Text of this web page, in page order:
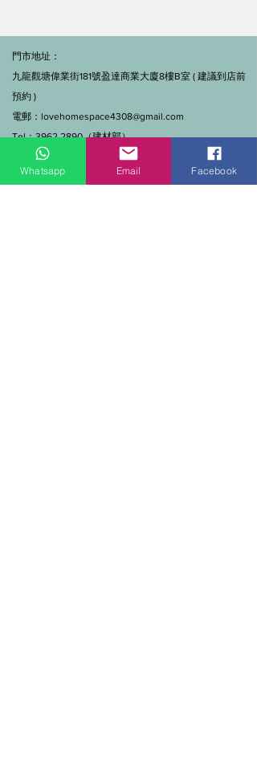
門市地址：
九龍觀塘偉業街181號盈達商業大廈8樓B室 ( 建議到店前
預約 )
電郵： lovehomespace4308@gmail.com
Tel：3962 2890（建材部）
WhatsApp：9144 7280（建材部）
門市營業時間：早上11點到7點(星期一門市休息)
Whatsapp Email Facebook